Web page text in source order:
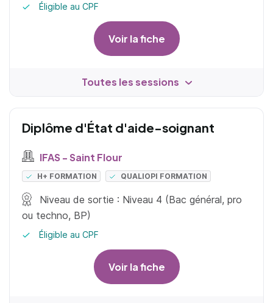
Éligible au CPF
Voir la fiche
Toutes les sessions
Diplôme d'État d'aide-soignant
IFAS - Saint Flour
H+ FORMATION QUALIOPI FORMATION
Niveau de sortie : Niveau 4 (Bac général, pro
ou techno, BP)
Éligible au CPF
Voir la fiche